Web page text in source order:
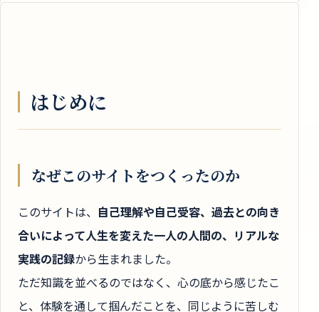
はじめに
なぜこのサイトをつくったのか
このサイトは、 自己理解や自己受容、過去との向き
合いによって人生を変えた一人の人間の、リアルな
実践の記録から生まれました。
ただ知識を並べるのではなく、心の底から感じたこ
と、体験を通して掴んだことを、同じように苦しむ